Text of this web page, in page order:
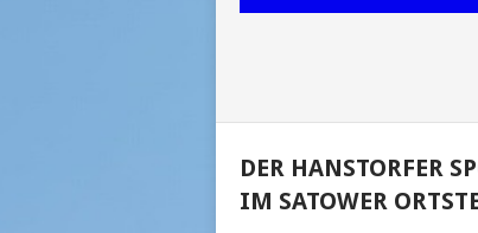
DER HANSTORFER
IM SATOWER